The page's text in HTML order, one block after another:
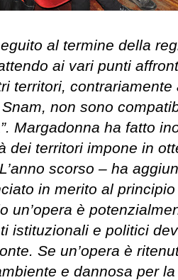
al termine della
ai vari punti
territori,
Snam, non sono
Margadonna ha fatto
dei territori impone in
scorso – ha
in merito al
un’opera è
istituzionali e politici
Se un’opera è
e dannosa per